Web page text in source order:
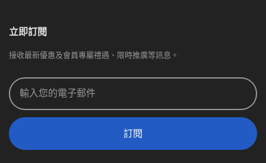
立即訂閱
接收最新優惠及會員專屬禮遇、限時推廣等訊息。
訂閱